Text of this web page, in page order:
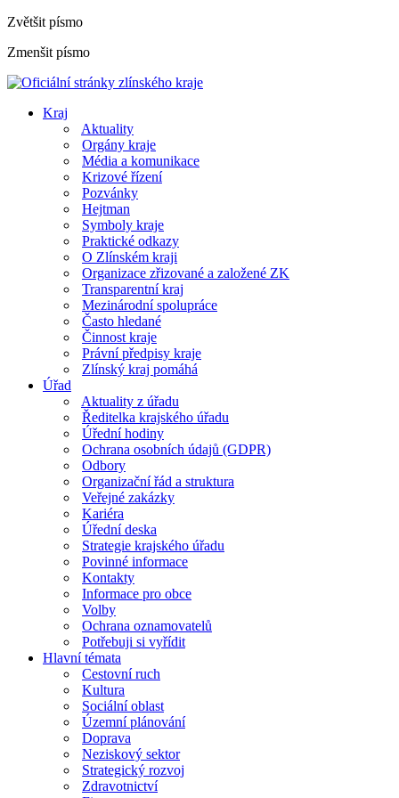
Zvětšit písmo
Zmenšit písmo
Kraj
Aktuality
Orgány kraje
Média a komunikace
Krizové řízení
Pozvánky
Hejtman
Symboly kraje
Praktické odkazy
O Zlínském kraji
Organizace zřizované a založené ZK
Transparentní kraj
Mezinárodní spolupráce
Často hledané
Činnost kraje
Právní předpisy kraje
Zlínský kraj pomáhá
Úřad
Aktuality z úřadu
Ředitelka krajského úřadu
Úřední hodiny
Ochrana osobních údajů (GDPR)
Odbory
Organizační řád a struktura
Veřejné zakázky
Kariéra
Úřední deska
Strategie krajského úřadu
Povinné informace
Kontakty
Informace pro obce
Volby
Ochrana oznamovatelů
Potřebuji si vyřídit
Hlavní témata
Cestovní ruch
Kultura
Sociální oblast
Územní plánování
Doprava
Neziskový sektor
Strategický rozvoj
Zdravotnictví